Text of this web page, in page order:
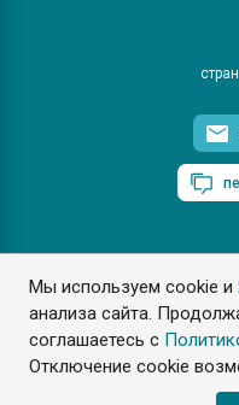
Мы используем cookie и
анализа сайта.
соглашаетесь с
Отключение cookie
ПластЭксперт ©
Разрешается
ссылкой